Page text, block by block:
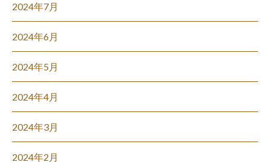
2024年7月
2024年6月
2024年5月
2024年4月
2024年3月
2024年2月